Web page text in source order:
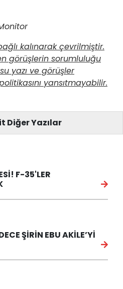
kalınarak çevrilmiştir.
görüşlerin sorumluluğu
yazı ve görüşler
yansıtmayabilir.
Diğer Yazılar
F-35'LER
ŞİRİN EBU AKİLE’Yİ